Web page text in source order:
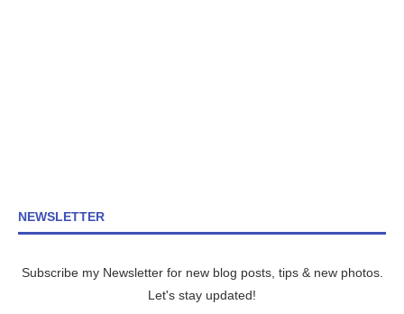
NEWSLETTER
Subscribe my Newsletter for new blog posts, tips & new photos.
Let's stay updated!